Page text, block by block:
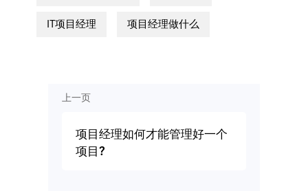
IT项目经理 项目经理做什么
上一页
项目经理如何才能管理好一个
项目?